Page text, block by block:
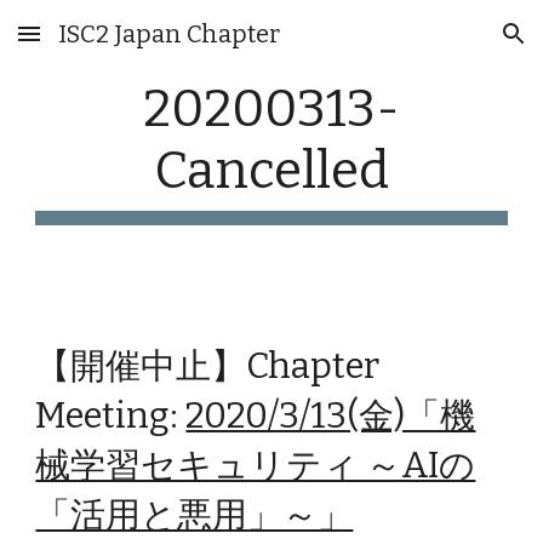
Skip to main content Skip to navigation
ISC2 Japan Chapter
20200313-
Cancelled
【開催中止】Chapter
Meeting: 2020/3/13(金)「機
械学習セキュリティ ～AIの
「活用と悪用」～」